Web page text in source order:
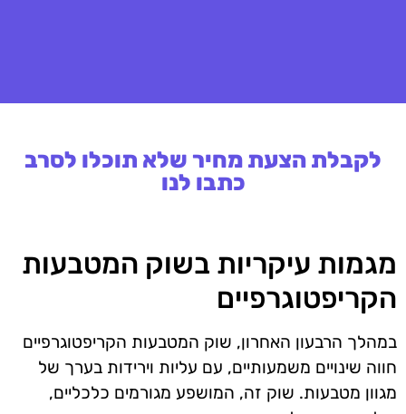
לקבלת הצעת מחיר שלא תוכלו לסרב
כתבו לנו
מגמות עיקריות בשוק המטבעות
הקריפטוגרפיים
במהלך הרבעון האחרון, שוק המטבעות הקריפטוגרפיים
חווה שינויים משמעותיים, עם עליות וירידות בערך של
מגוון מטבעות. שוק זה, המושפע מגורמים כלכליים,